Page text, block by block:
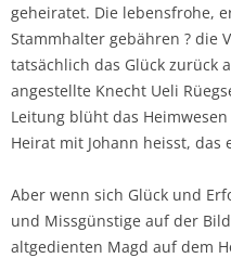
geheiratet. Die lebensfrohe,
Stammhalter gebähren ? die
tatsächlich das Glück zurück
angestellte Knecht Ueli
Leitung blüht das
Heirat mit Johann heisst, das
Aber wenn sich Glück und
und Missgünstige auf der
altgedienten Magd auf dem